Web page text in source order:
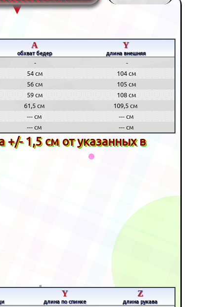
A
обхват бедер
Y
длина внешняя
-
-
54 см
104 см
56 см
105 см
59 см
108 см
61,5 см
109,5 см
--- см
--- см
--- см --- см
+/- 1,5 см от указанных в
Y
длина по спинке
Z
длина рукава